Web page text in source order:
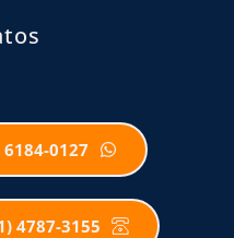
6184-0127
4787-3155